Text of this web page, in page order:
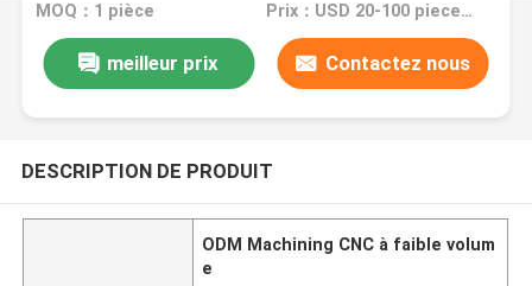
MOQ：1 pièce Prix：USD 20-100 pieces,negotiable
meilleur prix Contactez nous
DESCRIPTION DE PRODUIT
ODM Machining CNC à faible volum
e